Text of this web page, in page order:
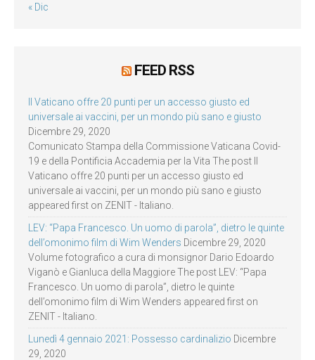
« Dic
FEED RSS
Il Vaticano offre 20 punti per un accesso giusto ed
universale ai vaccini, per un mondo più sano e giusto
Dicembre 29, 2020
Comunicato Stampa della Commissione Vaticana Covid-
19 e della Pontificia Accademia per la Vita The post Il
Vaticano offre 20 punti per un accesso giusto ed
universale ai vaccini, per un mondo più sano e giusto
appeared first on ZENIT - Italiano.
LEV: “Papa Francesco. Un uomo di parola”, dietro le quinte
dell’omonimo film di Wim Wenders Dicembre 29, 2020
Volume fotografico a cura di monsignor Dario Edoardo
Viganò e Gianluca della Maggiore The post LEV: “Papa
Francesco. Un uomo di parola”, dietro le quinte
dell’omonimo film di Wim Wenders appeared first on
ZENIT - Italiano.
Lunedì 4 gennaio 2021: Possesso cardinalizio Dicembre
29, 2020